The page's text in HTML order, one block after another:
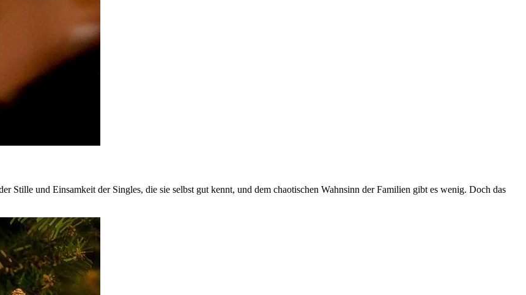
Stille und Einsamkeit der Singles, die sie selbst gut kennt, und dem chaotischen Wahnsinn der Familien gibt es wenig. Doch das